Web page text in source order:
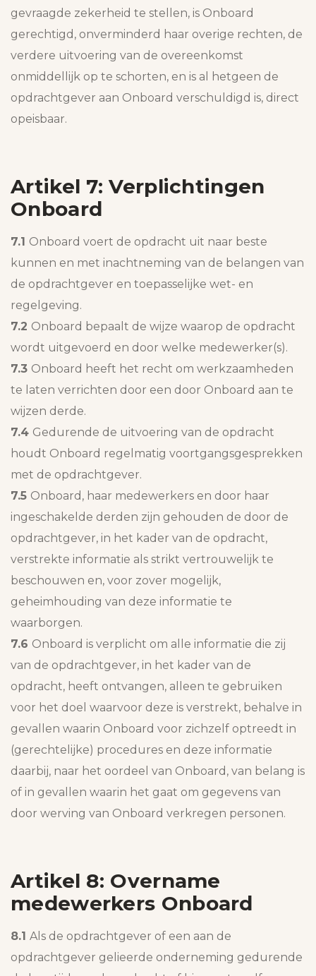
gevraagde zekerheid te stellen, is Onboard
gerechtigd, onverminderd haar overige rechten, de
verdere uitvoering van de overeenkomst
onmiddellijk op te schorten, en is al hetgeen de
opdrachtgever aan Onboard verschuldigd is, direct
opeisbaar.
Artikel 7: Verplichtingen
Onboard
7.1 Onboard voert de opdracht uit naar beste
kunnen en met inachtneming van de belangen van
de opdrachtgever en toepasselijke wet- en
regelgeving.
7.2 Onboard bepaalt de wijze waarop de opdracht
wordt uitgevoerd en door welke medewerker(s).
7.3 Onboard heeft het recht om werkzaamheden
te laten verrichten door een door Onboard aan te
wijzen derde.
7.4 Gedurende de uitvoering van de opdracht
houdt Onboard regelmatig voortgangsgesprekken
met de opdrachtgever.
7.5 Onboard, haar medewerkers en door haar
ingeschakelde derden zijn gehouden de door de
opdrachtgever, in het kader van de opdracht,
verstrekte informatie als strikt vertrouwelijk te
beschouwen en, voor zover mogelijk,
geheimhouding van deze informatie te
waarborgen.
7.6 Onboard is verplicht om alle informatie die zij
van de opdrachtgever, in het kader van de
opdracht, heeft ontvangen, alleen te gebruiken
voor het doel waarvoor deze is verstrekt, behalve in
gevallen waarin Onboard voor zichzelf optreedt in
(gerechtelijke) procedures en deze informatie
daarbij, naar het oordeel van Onboard, van belang is
of in gevallen waarin het gaat om gegevens van
door werving van Onboard verkregen personen.
Artikel 8: Overname
medewerkers Onboard
8.1 Als de opdrachtgever of een aan de
opdrachtgever gelieerde onderneming gedurende